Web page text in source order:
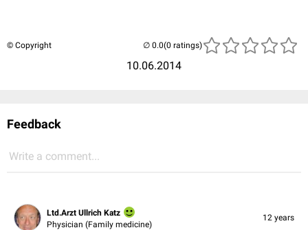
© Copyright
10.06.2014
(0 ratings)
Feedback
Write a comment...
Ltd.Arzt Ullrich Katz
Physician (Family medicine)
12 years